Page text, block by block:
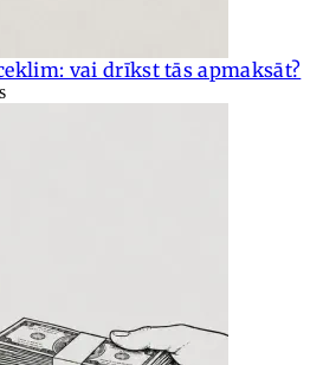
vai drīkst tās apmaksāt?